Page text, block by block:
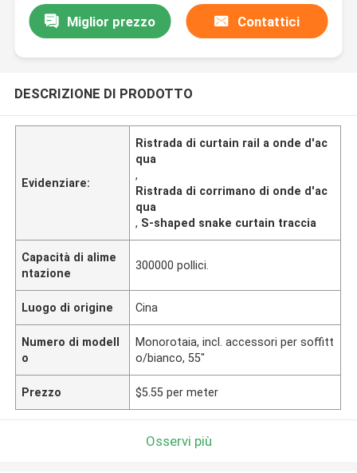
Miglior prezzo Contattici
DESCRIZIONE DI PRODOTTO
Evidenziare:
Ristrada di curtain rail a onde d'ac
qua
,
Ristrada di corrimano di onde d'ac
qua
, S-shaped snake curtain traccia
Capacità di alime
ntazione
300000 pollici.
Luogo di origine Cina
Numero di modell
o
Monorotaia, incl. accessori per soffitt
o/bianco, 55"
Prezzo $5.55 per meter
Osservi più